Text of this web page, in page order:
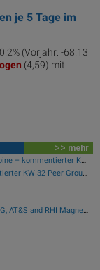
je 5 Tage im
(Vorjahr: -68.13
(4,59) mit
>> mehr
ArcelorMittal und ThyssenKrupp vs. Salzgitter und voestalpine – kommentierter KW 32 Peer Group Watch Stahl
Mayr-Melnhof und Palfinger vs. RHI und Andritz – kommentierter KW 32 Peer Group Watch Zykliker Österreich
21st Austria weekly - ATX TR at 16715.01 - Bajaj Mobility AG, AT&S and RHI Magnesita best-performing, Österreichische Post with weakest performance (08/08/2026)